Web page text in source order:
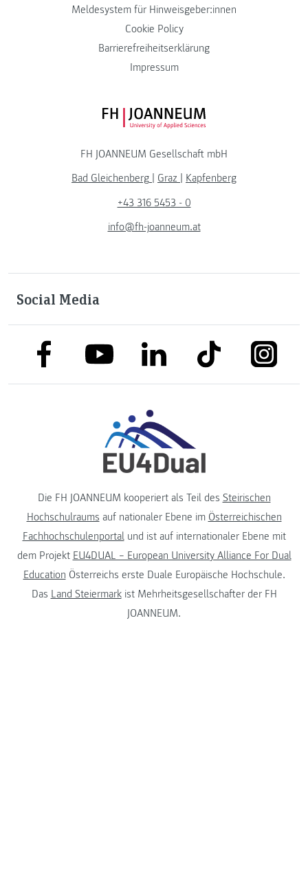
Meldesystem für Hinweisgeber:innen
Cookie Policy
Barrierefreiheitserklärung
Impressum
FH JOANNEUM Logo
FH JOANNEUM Gesellschaft mbH
Bad Gleichenberg
Graz
Kapfenberg
+43 316 5453 - 0
info@fh-joanneum.at
Social Media
link to facebooklink to youtubelink to linkedinlink to tiktok
Die FH JOANNEUM kooperiert als Teil des Steirischen
Hochschulraums auf nationaler Ebene im Österreichischen
Fachhochschulenportalund ist auf internationaler Ebene mit
dem Projekt EU4DUAL – European University Alliance For Dual
Education Österreichs erste Duale Europäische Hochschule.
Das Land Steiermarkist Mehrheitsgesellschafter der FH
JOANNEUM.